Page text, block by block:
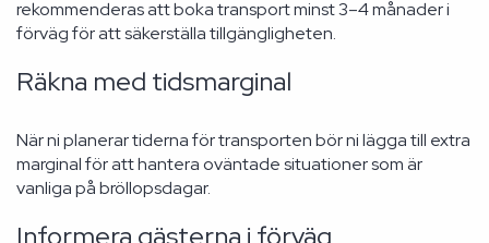
rekommenderas att boka transport minst 3–4 månader i
förväg för att säkerställa tillgängligheten.
Räkna med tidsmarginal
När ni planerar tiderna för transporten bör ni lägga till extra
marginal för att hantera oväntade situationer som är
vanliga på bröllopsdagar.
Informera gästerna i förväg